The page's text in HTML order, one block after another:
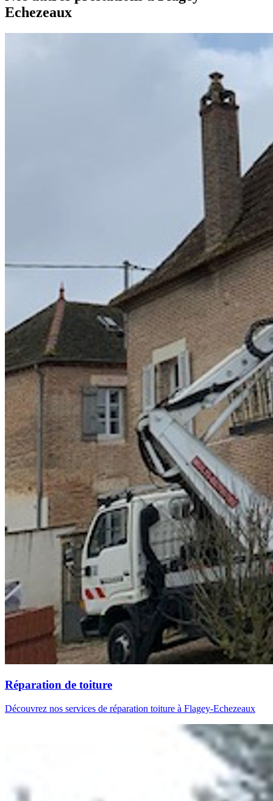
Echezeaux
Réparation de toiture
Découvrez nos services de réparation toiture à Flagey-Echezeaux